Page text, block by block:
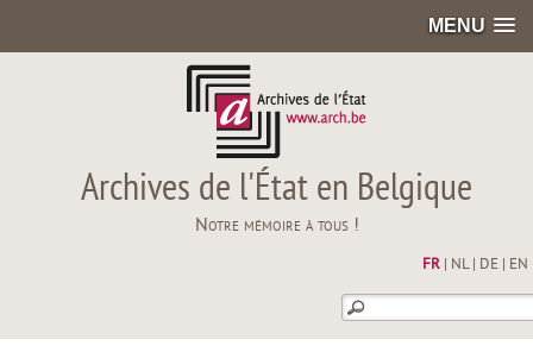
MENU
Archives de l'État en Belgique
Notre mémoire à tous !
FR| NL| DE EN